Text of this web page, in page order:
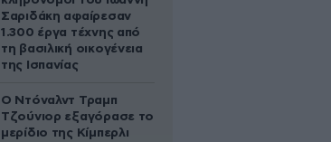
Σαριδάκη αφαίρεσαν
1.300 έργα τέχνης από
τη βασιλική οικογένεια
της Ισπανίας
Ο Ντόναλντ Τραμπ
Τζούνιορ εξαγόρασε το
μερίδιο της Κίμπερλι